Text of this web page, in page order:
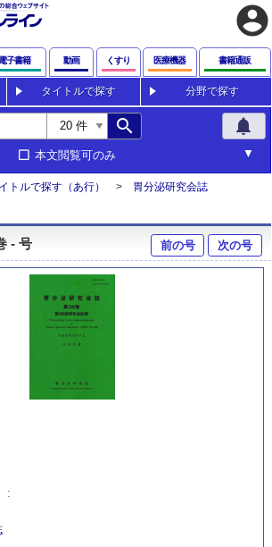
account_circle
電子書籍 動画 くすり 医療機器 書籍通販
タイトルで探す 分野で探す
search notifications
本文閲覧可のみ
トルで探す（あ行）
胃分泌研究会誌
- 号 前の号 次の号